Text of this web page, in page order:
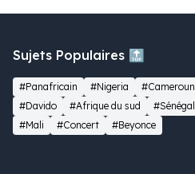
Sujets Populaires 🔝
#Panafricain #Nigeria #Cameroun
#Davido
#Afrique du sud #Sénégal
#Mali
#Concert #Beyonce